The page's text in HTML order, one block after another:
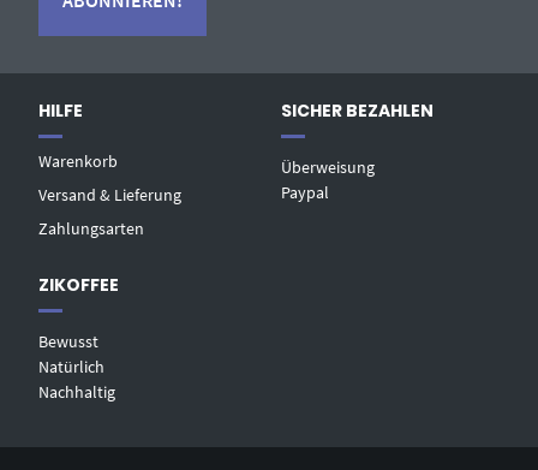
HILFE
Warenkorb
Versand & Lieferung
Zahlungsarten
SICHER BEZAHLEN
Überweisung
Paypal
ZIKOFFEE
Bewusst
Natürlich
Nachhaltig